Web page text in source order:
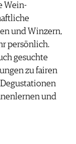
Wein-
und Winzern,
persönlich.
gesuchte
zu fairen
und